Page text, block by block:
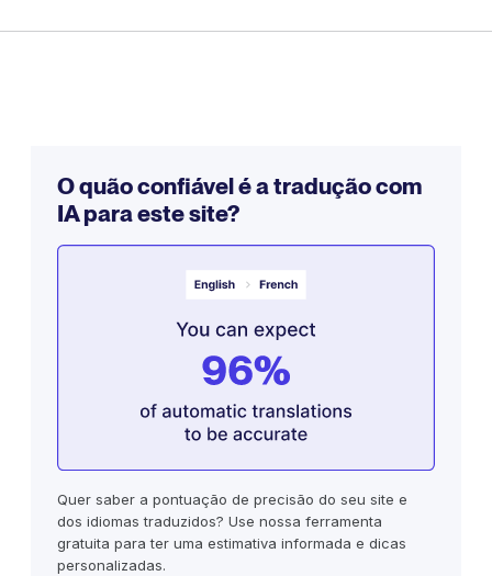
O quão confiável é a tradução com
IA para este site?
Quer saber a pontuação de precisão do seu site e
dos idiomas traduzidos? Use nossa ferramenta
gratuita para ter uma estimativa informada e dicas
personalizadas.